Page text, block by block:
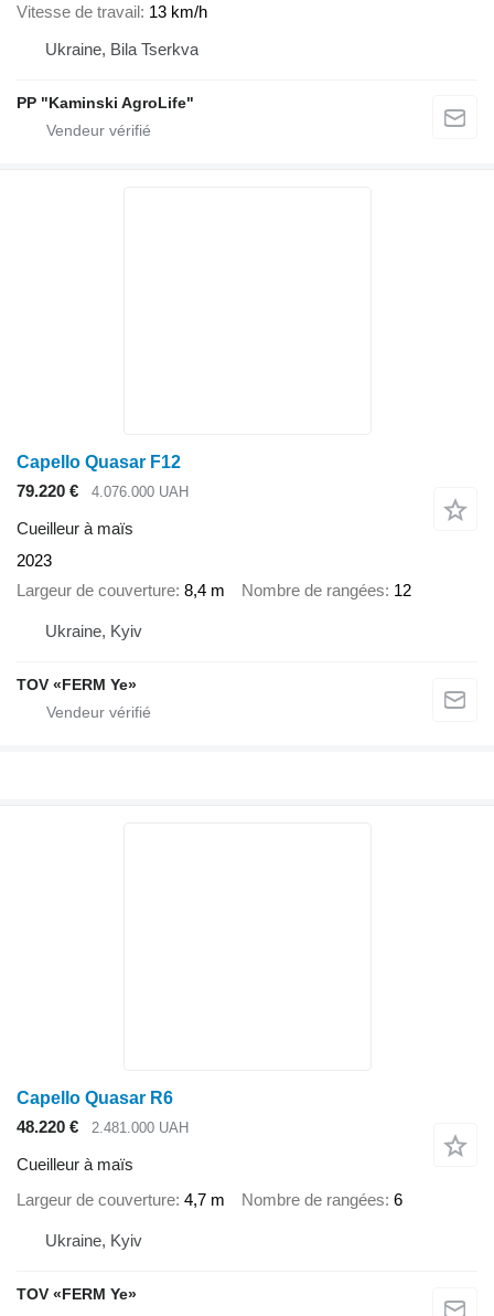
Vitesse de travail 13 km/h
Ukraine, Bila Tserkva
PP "Kaminski AgroLife"
Capello Quasar F12
79.220 €
4.076.000 UAH
Cueilleur à maïs
2023
Largeur de couverture 8,4 m Nombre de rangées 12
Ukraine, Kyiv
TOV «FERM Ye»
Capello Quasar R6
48.220 €
2.481.000 UAH
Cueilleur à maïs
Largeur de couverture 4,7 m Nombre de rangées 6
Ukraine, Kyiv
TOV «FERM Ye»